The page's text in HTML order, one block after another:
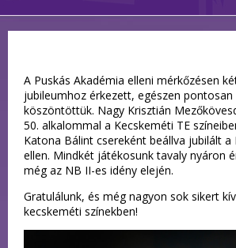
A Puskás Akadémia elleni mérkőzésen
jubileumhoz érkezett, egészen
köszöntöttük. Nagy Krisztián
50. alkalommal a Kecskeméti TE
Katona Bálint csereként beállva jubilált a
ellen. Mindkét játékosunk tavaly nyáron
még az NB II-es idény elején.
Gratulálunk, és még nagyon sok sikert
kecskeméti színekben!